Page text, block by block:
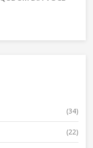
(34)
(22)